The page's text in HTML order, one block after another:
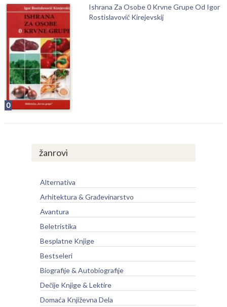
0
Ishrana Za Osobe 0 Krvne Grupe Od Igor
Rostislavovič Kirejevskij
žanrovi
Alternativa
Arhitektura & Građevinarstvo
Avantura
Beletristika
Besplatne Knjige
Bestseleri
Biografije & Autobiografije
Dečije Knjige & Lektire
Domaća Književna Dela